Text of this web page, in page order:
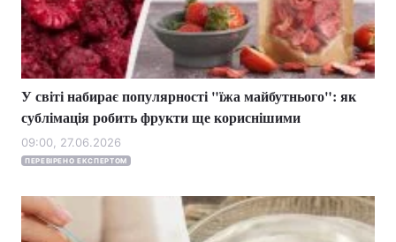
У світі набирає популярності "їжа майбутнього": як
сублімація робить фрукти ще кориснішими
09:00, 27.06.2026
ПЕРЕВІРЕНО ЕКСПЕРТОМ